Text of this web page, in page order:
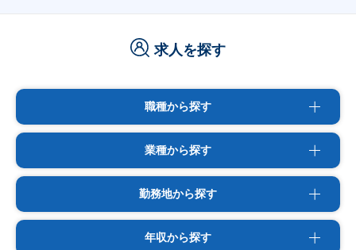
求人を探す
職種から探す
業種から探す
勤務地から探す
年収から探す